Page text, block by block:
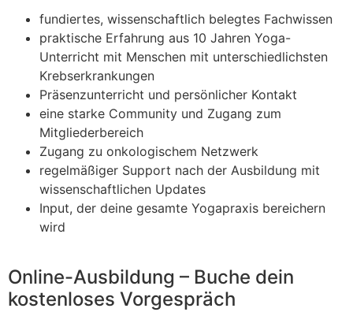
fundiertes, wissenschaftlich belegtes Fachwissen
praktische Erfahrung aus 10 Jahren Yoga-
Unterricht mit Menschen mit unterschiedlichsten
Krebserkrankungen
Präsenzunterricht und persönlicher Kontakt
eine starke Community und Zugang zum
Mitgliederbereich
Zugang zu onkologischem Netzwerk
regelmäßiger Support nach der Ausbildung mit
wissenschaftlichen Updates
Input, der deine gesamte Yogapraxis bereichern
wird
Online-Ausbildung – Buche dein
kostenloses Vorgespräch